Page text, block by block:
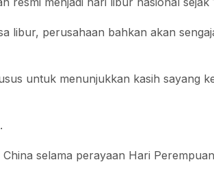
libur, perusahaan bahkan akan
untuk menunjukkan kasih sayang
selama perayaan Hari